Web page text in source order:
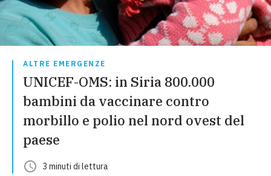
ALTRE EMERGENZE
UNICEF-OMS: in Siria 800.000
bambini da vaccinare contro
morbillo e polio nel nord ovest del
paese
3 minuti di lettura